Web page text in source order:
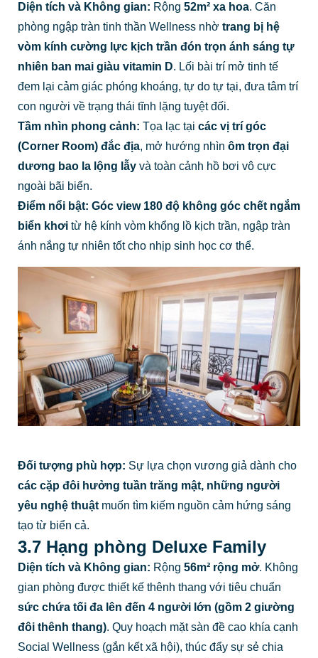
Diện tích và Không gian: Rộng 52m² xa hoa. Căn
phòng ngập tràn tinh thần Wellness nhờ trang bị hệ
vòm kính cường lực kịch trần đón trọn ánh sáng tự
nhiên ban mai giàu vitamin D. Lối bài trí mở tinh tế
đem lại cảm giác phóng khoáng, tự do tự tại, đưa tâm trí
con người về trạng thái tĩnh lặng tuyệt đối.
Tầm nhìn phong cảnh: Tọa lạc tại các vị trí góc
(Corner Room) đắc địa, mở hướng nhìn ôm trọn đại
dương bao la lộng lẫyvà toàn cảnh hồ bơi vô cực
ngoài bãi biển.
Điểm nổi bật: Góc view 180 độ không góc chết ngắm
biển khơitừ hệ kính vòm khổng lồ kịch trần, ngập tràn
ánh nắng tự nhiên tốt cho nhịp sinh học cơ thể.
Đối tượng phù hợp: Sự lựa chọn vương giả dành cho
các cặp đôi hưởng tuần trăng mật, những người
yêu nghệ thuậtmuốn tìm kiếm nguồn cảm hứng sáng
tạo từ biển cả.
3.7 Hạng phòng Deluxe Family
Diện tích và Không gian: Rộng 56m² rộng mở. Không
gian phòng được thiết kế thênh thang với tiêu chuẩn
sức chứa tối đa lên đến 4 người lớn (gồm 2 giường
đôi thênh thang). Quy hoạch mặt sàn đề cao khía cạnh
Social Wellness (gắn kết xã hội), thúc đẩy sự sẻ chia